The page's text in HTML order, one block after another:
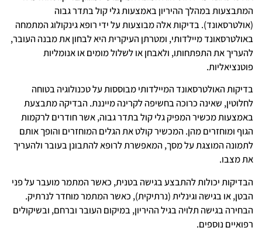
המתבצעות במהלך ההיריון באמצעות גלי קול בתדר גבוה
(אולטרסאונד). בדיקות אלה מבוצעות על ידי רופא גינקולוג המתמחה
באולטרסאונד מיילדותי, ומטרתן העיקרית היא לבחון את מבנה העובר,
להעריך את התפתחותו, ולאבחן או לשלול מומים או אנומליות
פוטנציאליות.
בדיקות האולטרסאונד המיילדותי מבוססות על טכנולוגיה בטוחה
לחלוטין, שאינה כרוכה בחשיפה לקרינה מייננת. הבדיקה מתבצעת
באמצעות מכשיר המפיק גלי קול בתדר גבוה, אשר חודרים לרקמות
הגוף ומוחזרים מהן. המכשיר קולט את הגלים המוחזרים והופך אותם
לתמונה המוצגת על מסך, המאפשרת לרופא להתבונן בעובר ולהעריך
את מצבו.
הבדיקות יכולות להתבצע בגישה בטנית, כאשר המתמר מועבר על פני
הבטן, או בגישה וגינלית (נרתיקית), כאשר המתמר מוחדר לנרתיק.
הבחירה בגישה תלויה בגיל ההיריון, במיקום העובר וברחם, ובשיקולים
רפואיים נוספים.